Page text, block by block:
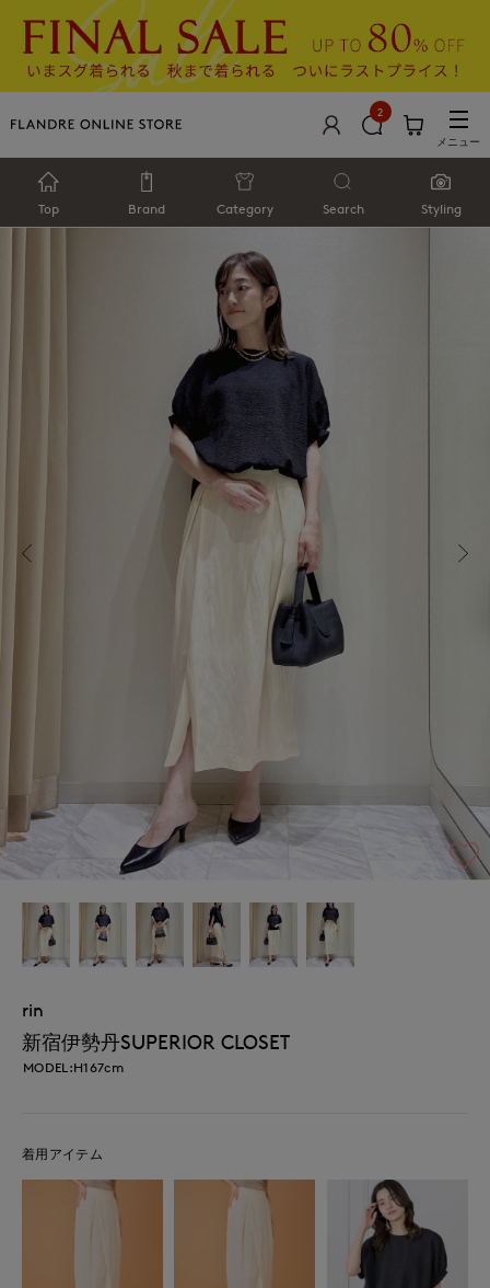
2
メニュー
Top Brand Category Search Styling
rin
新宿伊勢丹SUPERIOR CLOSET
MODEL:H167cm
着用アイテム